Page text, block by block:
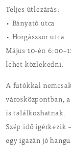
Teljes útlezárás:
• Bányató utca
• Horgászsor utca
Május 10-én
lehet közlekedni.
A futókkal
városközpontban,
is találkozhatnak.
Szép idő ígérkezik
egy igazán jó